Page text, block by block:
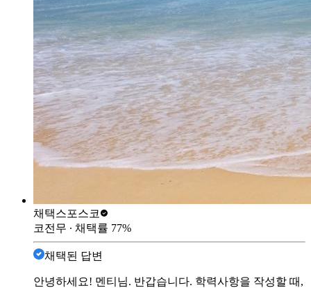
채택스포스코
코전무 ∙ 채택률 77%
채택된 답변
안녕하세요! 멘티님. 반갑습니다. 학력사항을 작성할 때,